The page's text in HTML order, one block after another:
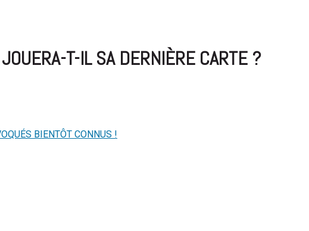
T-IL SA DERNIÈRE CARTE ?